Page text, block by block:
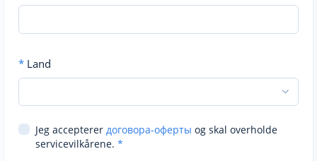
* Land
Jeg accepterer договора-оферты og skal overholde
servicevilkårene. *